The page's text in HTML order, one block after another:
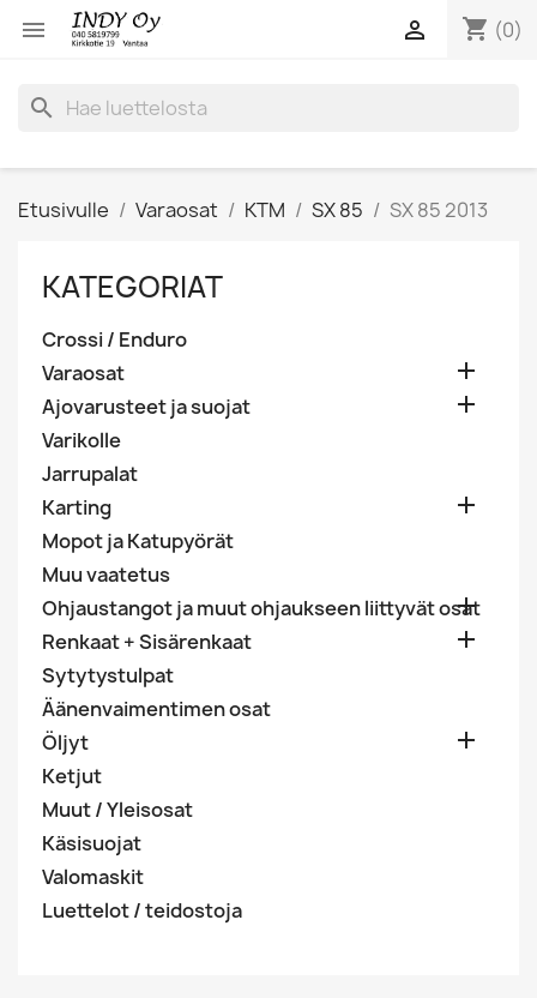
 shopping_cart (0)

search
Etusivulle Varaosat KTM SX 85 SX 85 2013
KATEGORIAT
Crossi / Enduro
Varaosat

Ajovarusteet ja suojat 
Varikolle
Jarrupalat
Karting

Mopot ja Katupyörät
Muu vaatetus
Ohjaustangot ja muut ohjaukseen liittyvät osat

Renkaat + Sisärenkaat 
Sytytystulpat
Äänenvaimentimen osat
Öljyt

Ketjut
Muut / Yleisosat
Käsisuojat
Valomaskit
Luettelot / teidostoja